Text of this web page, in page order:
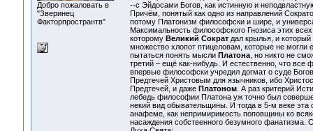
Добро пожаловать в
"Зверинец
Факторпространтв"
--с Эйдосами Богов, как истинную и
Причём, понятый как одно из направлений
потому Платонизм философски и шире, и
Максимальность философского Гнозиса этих
которому Великий Сократдал крылья, и который
множество хлопот птицеловам, которые не могли
пытаться понять мысли Платона, но никто не
третий – ещё как-нибудь. И естественно, что
впервые философски учредил догмат о суде
Предтечей Христовым для язычников, ибо
Предтечей, и даже Платоном. А раз критерий
лебедь философии Платона уж точно был
некий вид обывательщины. И тогда в 5-м веке
анафеме, как непримиримость поповщины ко
насаждения собственного безумного фанатизма.